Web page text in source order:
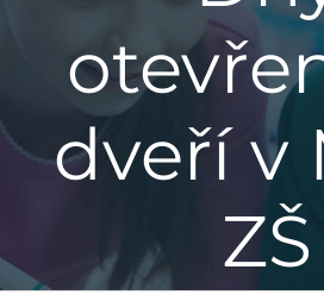
Základní škola
Mateřská škola
Jídelna
dveří v
ZŠ